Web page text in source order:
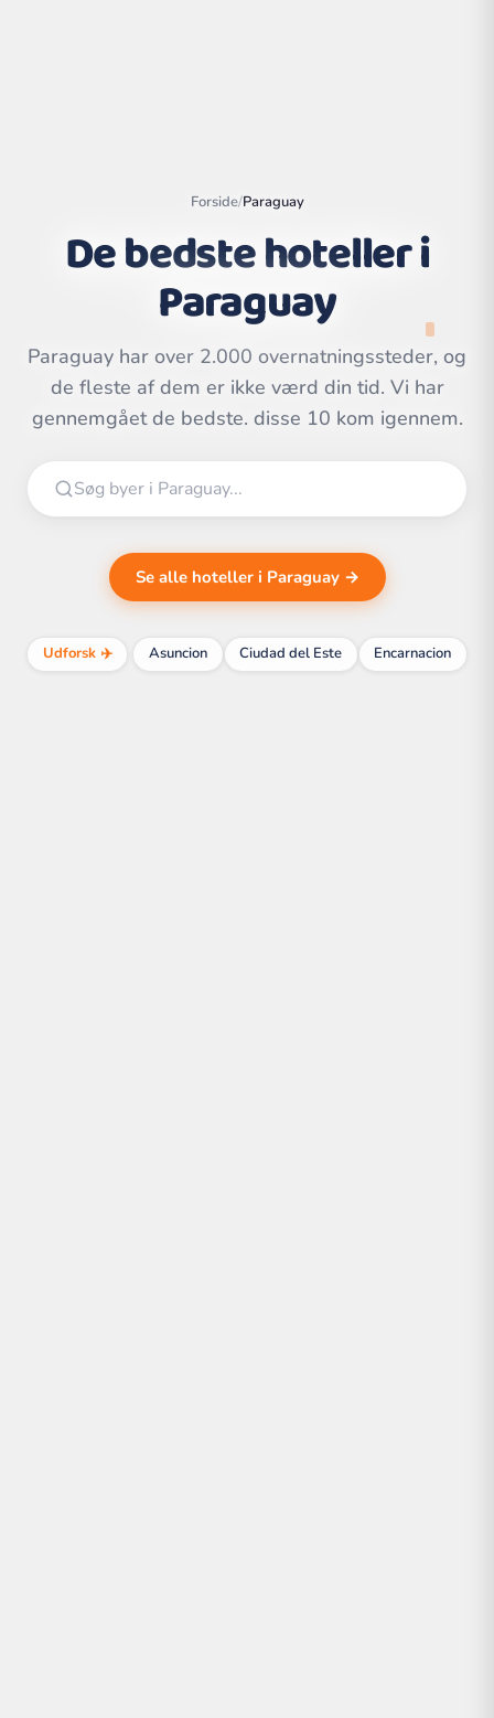
Leaflet|©
OpenStreetMap
contributors | ©
CARTO
Forside/Paraguay
De bedste hoteller i
Paraguay
Paraguay har over 2.000 overnatningssteder, og
de fleste af dem er ikke værd din tid. Vi har
gennemgået de bedste. disse 10 kom igennem.
Se alle hoteller i Paraguay →
Udforsk ✈️ Asuncion Ciudad del Este Encarnacion